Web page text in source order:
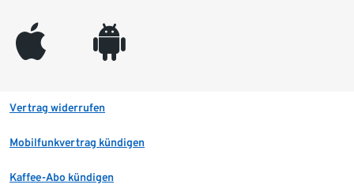
appleinc android
Vertrag widerrufen
Mobilfunkvertrag kündigen
Kaffee-Abo kündigen